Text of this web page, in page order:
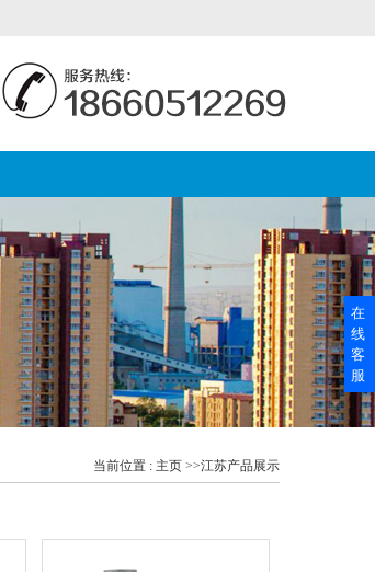
当前位置 : 主页 >>江苏产品展示
在
线
客
服